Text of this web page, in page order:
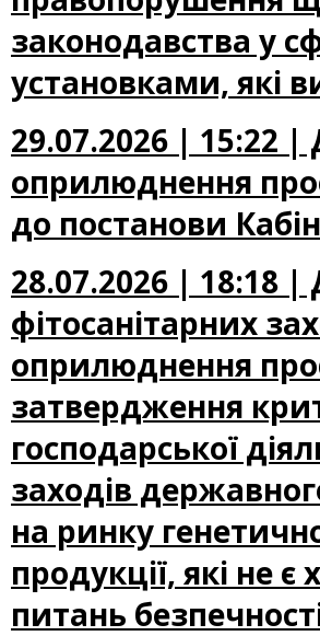
законодавства у
установками, які
29.07.2026 | 15:22
оприлюднення
до постанови
28.07.2026 | 18:18 |
фітосанітарних
оприлюднення
затвердження
господарської
заходів
на ринку
продукції, які
питань